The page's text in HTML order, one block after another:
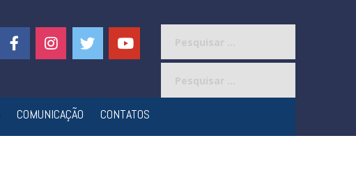
COMUNICAÇÃO CONTATOS